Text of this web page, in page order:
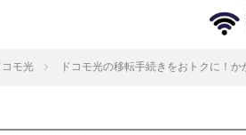
コモ光 ドコモ光の移転手続きをおトクに！